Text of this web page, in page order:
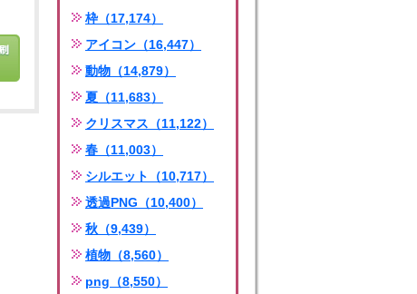
枠（17,174）
アイコン（16,447）
動物（14,879）
夏（11,683）
クリスマス（11,122）
春（11,003）
シルエット（10,717）
透過PNG（10,400）
秋（9,439）
植物（8,560）
png（8,550）